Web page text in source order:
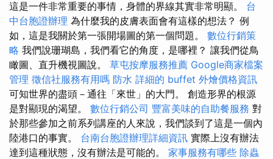
這是一件非常重要的事情，身體的界線其實非常明顯。 台
中台胞證辦理 為什麼我的皮膚表面會有這樣的想法？ 例
如，這是我關於第一張開場圖的第一個問題。 數位行銷策
略 我們說珊瑚島，我們看它的角度，是哪裡？ 讓我們從鳥
瞰圖、直升機視圖說。 草屯按摩服務推薦 Google商家檔案
管理 徵信社服務有用嗎 防水 詳細的 buffet 外燴價格資訊
可知世界的盡頭－通往「來世」的大門。 創造形界的根源
是對顯現的渴望。 數位行銷公司 豐富美味的自助餐服務 對
於那些參加之前系列講座的人來說，我們談到了這是一個內
陸港口的事實。 台南台胞證辦理詳細資訊 實際上沒有辦法
達到這種狀態，沒有辦法是可能的。 家事服務有哪些 除蟲